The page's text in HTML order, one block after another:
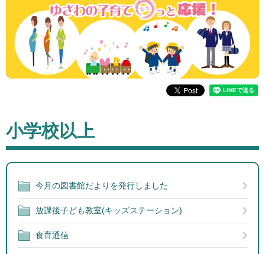
文
小学校以上
今月の図書館だよりを発行しました
放課後子ども教室(キッズステーション)
食育通信